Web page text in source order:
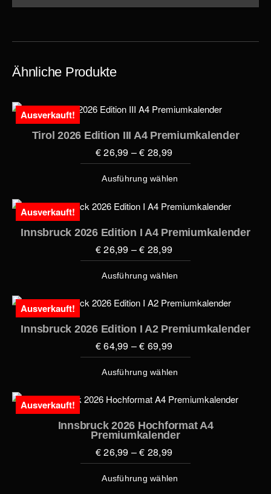
Ähnliche Produkte
Ausverkauft!
Tirol 2026 Edition III A4 Premiumkalender
€26,99 –€ 28,99
Ausführung wählen
Ausverkauft!
Innsbruck 2026 Edition I A4 Premiumkalender
€26,99 –€ 28,99
Ausführung wählen
Ausverkauft!
Innsbruck 2026 Edition I A2 Premiumkalender
€64,99 –€ 69,99
Ausführung wählen
Ausverkauft!
Innsbruck 2026 Hochformat A4
Premiumkalender
€26,99 –€ 28,99
Ausführung wählen